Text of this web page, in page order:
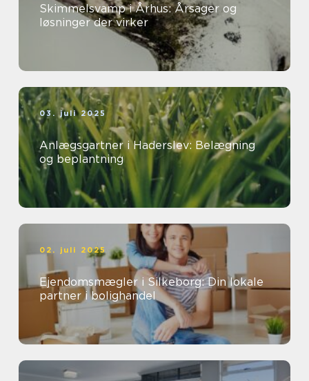
Skimmelsvamp i Århus: Årsager og
løsninger der virker
03. juli 2025
Anlægsgartner i Haderslev: Belægning
og beplantning
02. juli 2025
Ejendomsmægler i Silkeborg: Din lokale
partner i bolighandel